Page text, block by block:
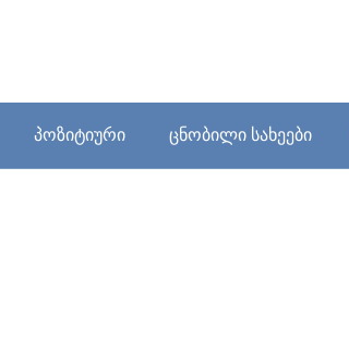
პოზიტიური ცნობილი სახეები